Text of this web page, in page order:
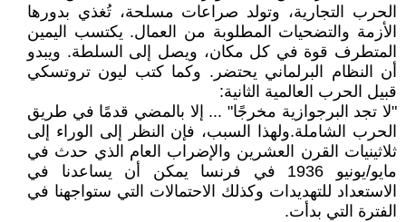
الحرب التجارية، وتولد صراعات مسلحة، تُغذي بدورها
الأزمة والتضحيات المطلوبة من العمال. يكتسب اليمين
المتطرف قوة في كل مكان، ويصل إلى السلطة. ويبدو
أن النظام البرلماني يحتضر. وكما كتب ليون تروتسكي
قبيل الحرب العالمية الثانية:
"لا تجد البرجوازية مخرجًا" ... إلا بالمضي قدمًا في طريق
الحرب الشاملة.ولهذا السبب، فإن النظر إلى الوراء إلى
ثلاثينيات القرن العشرين والإضراب العام الذي حدث في
مايو/يونيو 1936 في فرنسا يمكن أن يساعدنا في
الاستعداد للتهديدات وكذلك الاحتمالات التي ستواجهنا في
الفترة التي بدأت.